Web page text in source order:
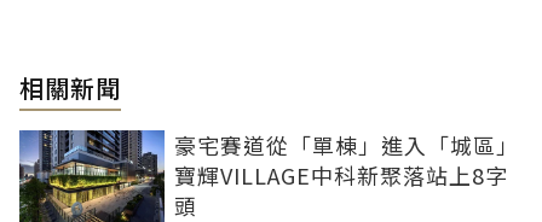
相關新聞
豪宅賽道從「單棟」進入「城區」
寶輝VILLAGE中科新聚落站上8字
頭